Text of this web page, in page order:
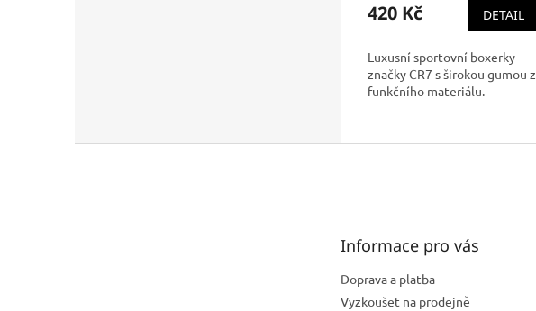
420 Kč DETAIL
Luxusní sportovní boxerky
značky CR7 s širokou gumou z
funkčního materiálu.
Informace pro vás
Doprava a platba
Vyzkoušet na prodejně